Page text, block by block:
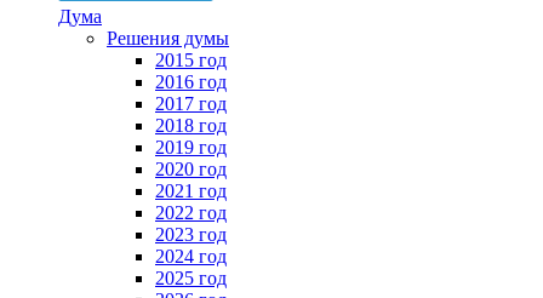
Дума
Решения думы
2015 год
2016 год
2017 год
2018 год
2019 год
2020 год
2021 год
2022 год
2023 год
2024 год
2025 год